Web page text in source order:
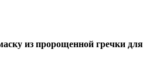
из пророщенной гречки для